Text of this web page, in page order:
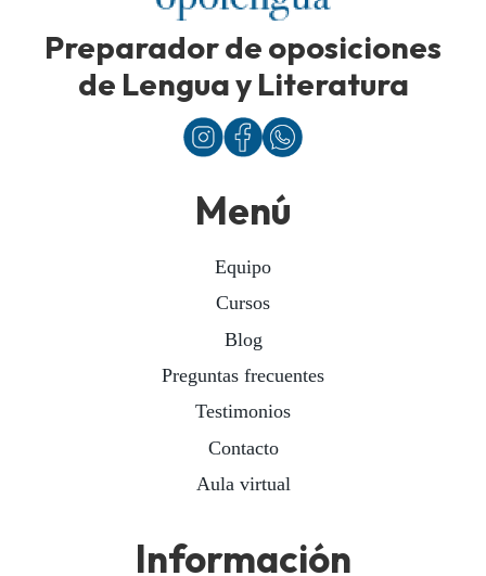
Preparador de oposiciones
de Lengua y Literatura
Menú
Equipo
Cursos
Blog
Preguntas frecuentes
Testimonios
Contacto
Aula virtual
Información